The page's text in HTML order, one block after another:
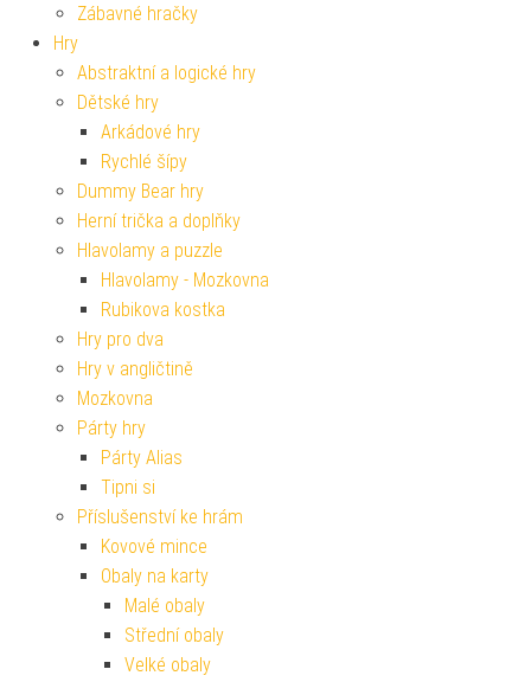
Zábavné hračky
Hry
Abstraktní a logické hry
Dětské hry
Arkádové hry
Rychlé šípy
Dummy Bear hry
Herní trička a doplňky
Hlavolamy a puzzle
Hlavolamy - Mozkovna
Rubikova kostka
Hry pro dva
Hry v angličtině
Mozkovna
Párty hry
Párty Alias
Tipni si
Příslušenství ke hrám
Kovové mince
Obaly na karty
Malé obaly
Střední obaly
Velké obaly